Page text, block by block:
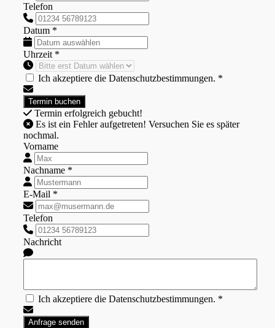
Telefon
Datum *
Uhrzeit *
Ich akzeptiere die Datenschutzbestimmungen. *
Termin erfolgreich gebucht!
nochmal.
Vorname
Nachname *
E-Mail *
Telefon
Nachricht
Ich akzeptiere die Datenschutzbestimmungen. *